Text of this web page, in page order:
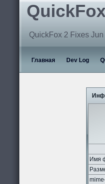
QuickFox
QuickFox 2 Fixes
Главная Dev Log
Имя